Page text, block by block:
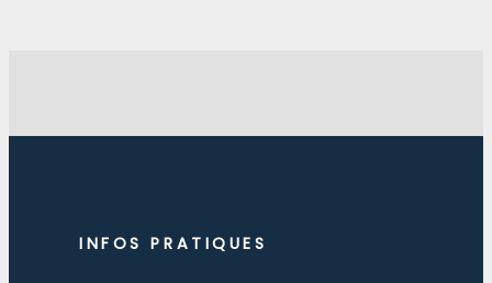
INFOS PRATIQUES